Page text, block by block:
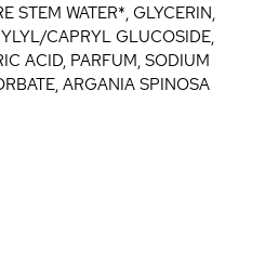
STEM WATER*, GLYCERIN,
CAPRYL GLUCOSIDE,
ACID, PARFUM, SODIUM
ARGANIA SPINOSA